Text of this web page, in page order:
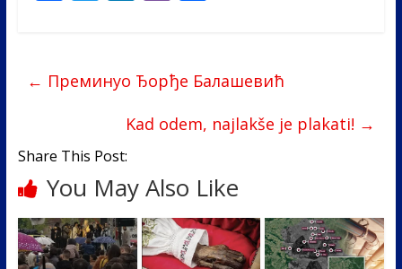
ac
b
o
k
w
er
n
e
dI
n
b
e
← Преминуо Ђорђе Балашевић
Kad odem, najlakše je plakati! →
Share This Post:
You May Also Like